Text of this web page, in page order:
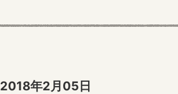
2018年2月05日